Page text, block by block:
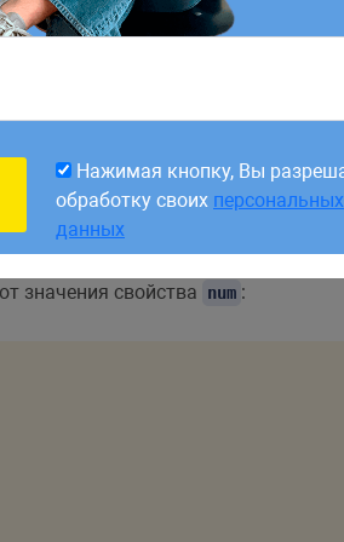
значения свойства num :
Нажимая кнопку, Вы
данных
Нажимая кнопку, Вы
обработку своих персональных
данных